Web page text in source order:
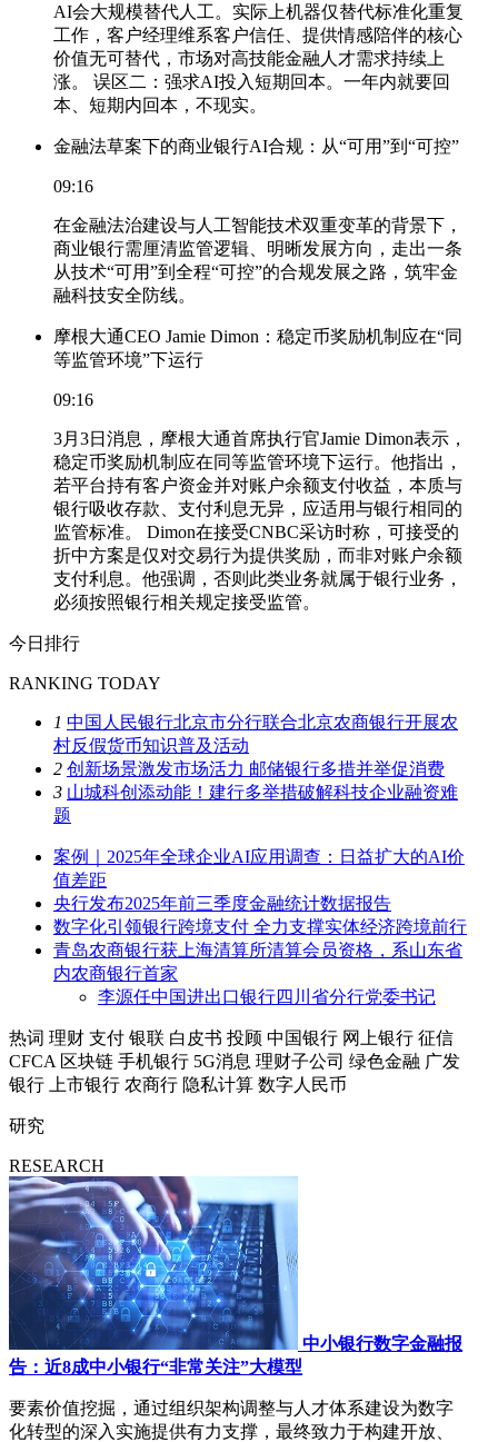
AI会大规模替代人工。实际上机器仅替代标准化重复
工作，客户经理维系客户信任、提供情感陪伴的核心
价值无可替代，市场对高技能金融人才需求持续上
涨。 误区二：强求AI投入短期回本。一年内就要回
本、短期内回本，不现实。
金融法草案下的商业银行AI合规：从“可用”到“可控”
09:16
在金融法治建设与人工智能技术双重变革的背景下，
商业银行需厘清监管逻辑、明晰发展方向，走出一条
从技术“可用”到全程“可控”的合规发展之路，筑牢金
融科技安全防线。
摩根大通CEO Jamie Dimon：稳定币奖励机制应在“同
等监管环境”下运行
09:16
3月3日消息，摩根大通首席执行官Jamie Dimon表示，
稳定币奖励机制应在同等监管环境下运行。他指出，
若平台持有客户资金并对账户余额支付收益，本质与
银行吸收存款、支付利息无异，应适用与银行相同的
监管标准。 Dimon在接受CNBC采访时称，可接受的
折中方案是仅对交易行为提供奖励，而非对账户余额
支付利息。他强调，否则此类业务就属于银行业务，
必须按照银行相关规定接受监管。
今日排行
RANKING TODAY
1 中国人民银行北京市分行联合北京农商银行开展农
村反假货币知识普及活动
2 创新场景激发市场活力 邮储银行多措并举促消费
3 山城科创添动能！建行多举措破解科技企业融资难
题
案例｜2025年全球企业AI应用调查：日益扩大的AI价
值差距
央行发布2025年前三季度金融统计数据报告
数字化引领银行跨境支付 全力支撑实体经济跨境前行
青岛农商银行获上海清算所清算会员资格，系山东省
内农商银行首家
李源任中国进出口银行四川省分行党委书记
热词 理财 支付 银联 白皮书 投顾 中国银行 网上银行 征信
CFCA 区块链 手机银行 5G消息 理财子公司 绿色金融 广发
银行
上市银行 农商行 隐私计算 数字人民币
研究
RESEARCH
中小银行数字金融报
告：近8成中小银行“非常关注”大模型
要素价值挖掘，通过组织架构调整与人才体系建设为数字
化转型的深入实施提供有力支撑，最终致力于构建开放、